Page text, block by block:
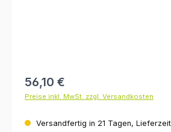
Regulärer Preis:
56,10 €
Preise inkl. MwSt. zzgl. Versandkosten
Versandfertig in 21 Tagen,